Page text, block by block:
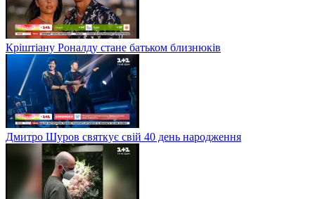
Кріштіану Роналду стане батьком близнюків
Дмитро Шуров святкує свій 40 день народження